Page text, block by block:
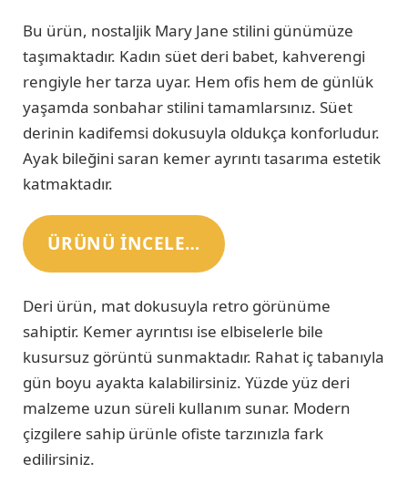
Bu ürün, nostaljik Mary Jane stilini günümüze
taşımaktadır. Kadın süet deri babet, kahverengi
rengiyle her tarza uyar. Hem ofis hem de günlük
yaşamda sonbahar stilini tamamlarsınız. Süet
derinin kadifemsi dokusuyla oldukça konforludur.
Ayak bileğini saran kemer ayrıntı tasarıma estetik
katmaktadır.
ÜRÜNÜ INCELE…
Deri ürün, mat dokusuyla retro görünüme
sahiptir. Kemer ayrıntısı ise elbiselerle bile
kusursuz görüntü sunmaktadır. Rahat iç tabanıyla
gün boyu ayakta kalabilirsiniz. Yüzde yüz deri
malzeme uzun süreli kullanım sunar. Modern
çizgilere sahip ürünle ofiste tarzınızla fark
edilirsiniz.